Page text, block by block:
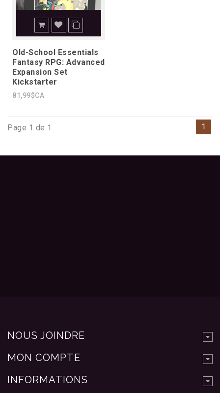
Old-School Essentials
Fantasy RPG: Advanced
Expansion Set
Kickstarter
81,99$CA
Page 1 de 1 1
NOUS JOINDRE
MON COMPTE
INFORMATIONS